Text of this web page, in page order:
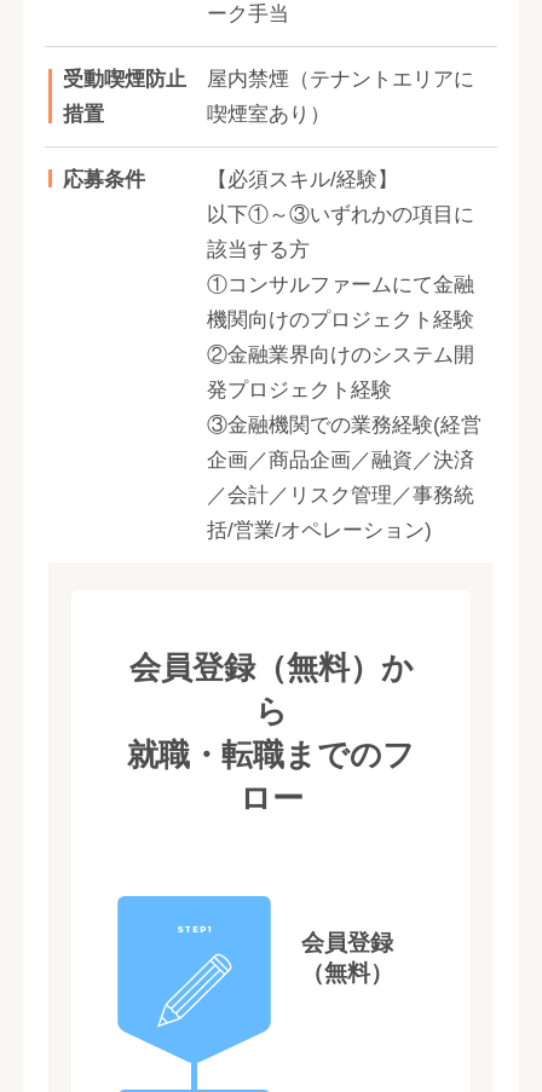
ーク手当
受動喫煙防止
措置
屋内禁煙（テナントエリアに
喫煙室あり）
応募条件
【必須スキル/経験】
以下①～③いずれかの項目に
該当する方
①コンサルファームにて金融
機関向けのプロジェクト経験
②金融業界向けのシステム開
発プロジェクト経験
③金融機関での業務経験(経営
企画／商品企画／融資／決済
／会計／リスク管理／事務統
括/営業/オペレーション)
会員登録（無料）か
ら
就職・転職までのフ
ロー
STEP1
会員登録
（無料）